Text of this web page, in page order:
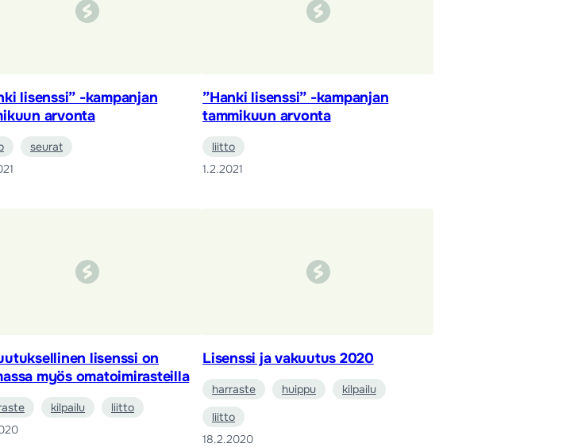
lisenssi” -kampanjan
arvonta
seurat
”Hanki lisenssi” -kampanjan
tammikuun arvonta
liitto
1.2.2021
lisenssi on
myös omatoimirasteilla
kilpailu
liitto
Lisenssi ja vakuutus 2020
harraste huippu
kilpailu
liitto
18.2.2020